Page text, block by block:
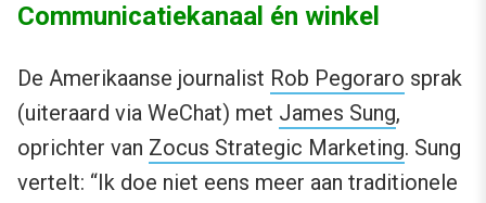
Communicatiekanaal én winkel
De Amerikaanse journalist Rob Pegoraro sprak
(uiteraard via WeChat) met James Sung,
oprichter van Zocus Strategic Marketing. Sung
vertelt: “Ik doe niet eens meer aan traditionele